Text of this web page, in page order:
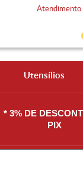
Atendimento
Utensílios
* 3% DE
PIX